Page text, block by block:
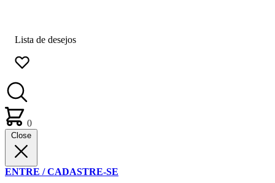
Lista de desejos
0
Close
ENTRE / CADASTRE-SE